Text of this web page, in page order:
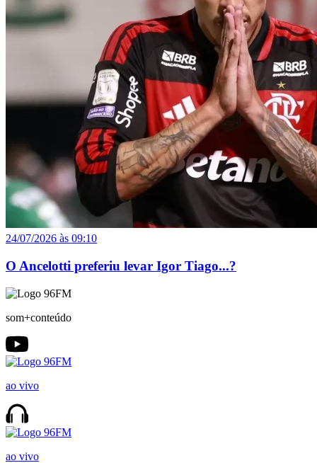
24/07/2026 às 09:10
O Ancelotti preferiu levar Igor Tiago...?
som+conteúdo
ao vivo
ao vivo